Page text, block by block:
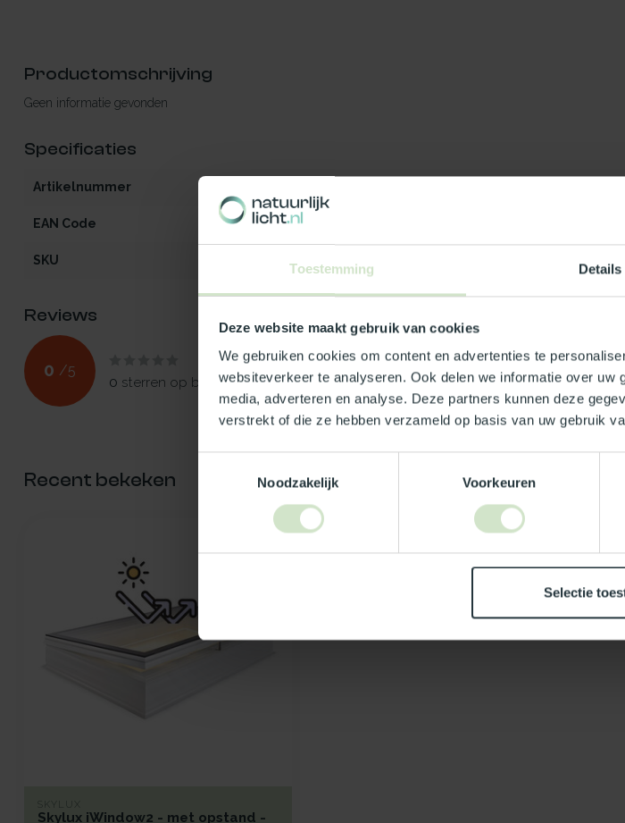
Toestemming Details
Deze website maakt gebruik van cookies
We gebruiken cookies om content en advertenties te
websiteverkeer te analyseren. Ook delen we informatie over
media, adverteren en analyse. Deze partners kunnen deze
verstrekt of die ze hebben verzameld op basis van uw gebruik
Noodzakelijk
Voorkeuren
Selectie
Productomschrijving
Geen informatie gevonden
Specificaties
Artikelnummer
EAN Code
SKU
Reviews
0 /5
0 sterren op basis van0beoordelingen
Je beoordeling
Recent bekeken
SKYLUX
Skylux iWindow2 - met opstand -